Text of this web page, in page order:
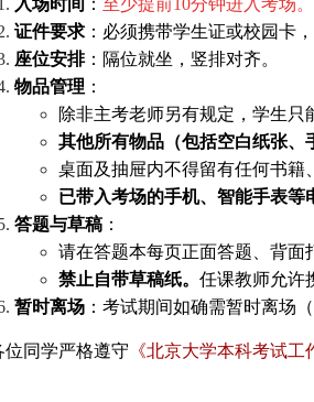
入场时间 ： 至少提前10分钟进入考场。
证件要求 ：必须携带学生证或校园卡
座位安排：隔位就坐，竖排对齐。
物品管理 ：
除非主考老师另有规定，学生只
其他所有物品（包括空白纸张、
桌面及抽屉内不得留有任何书籍
已带入考场的手机、智能手表等
答题与草稿 ：
请在答题本每页正面答题、背面
禁止自带草稿纸。 任课教师允许
暂时离场 ：考试期间如确需暂时离场
位同学严格遵守 《北京大学本科考试工